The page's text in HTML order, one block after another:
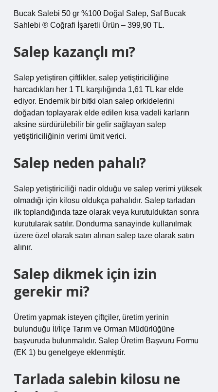
Bucak Salebi 50 gr %100 Doğal Salep, Saf Bucak
Sahlebi ®️ Coğrafi İşaretli Ürün – 399,90 TL.
Salep kazançlı mı?
Salep yetiştiren çiftlikler, salep yetiştiriciliğine
harcadıkları her 1 TL karşılığında 1,61 TL kar elde
ediyor. Endemik bir bitki olan salep orkidelerini
doğadan toplayarak elde edilen kısa vadeli karların
aksine sürdürülebilir bir gelir sağlayan salep
yetiştiriciliğinin verimi ümit verici.
Salep neden pahalı?
Salep yetiştiriciliği nadir olduğu ve salep verimi yüksek
olmadığı için kilosu oldukça pahalıdır. Salep tarladan
ilk toplandığında taze olarak veya kurutulduktan sonra
kurutularak satılır. Dondurma sanayinde kullanılmak
üzere özel olarak satın alınan salep taze olarak satın
alınır.
Salep dikmek için izin
gerekir mi?
Üretim yapmak isteyen çiftçiler, üretim yerinin
bulunduğu İl/İlçe Tarım ve Orman Müdürlüğüne
başvuruda bulunmalıdır. Salep Üretim Başvuru Formu
(EK 1) bu genelgeye eklenmiştir.
Tarlada salebin kilosu ne